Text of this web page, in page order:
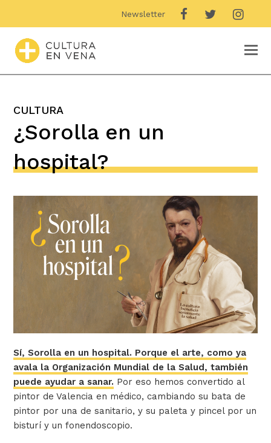
Newsletter
CULTURA
¿Sorolla en un
hospital?
Sí, Sorolla en un hospital. Porque el arte, como ya
avala la Organización Mundial de la Salud, también
puede ayudar a sanar. Por eso hemos convertido al
pintor de Valencia en médico, cambiando su bata de
pintor por una de sanitario, y su paleta y pincel por un
bisturí y un fonendoscopio.